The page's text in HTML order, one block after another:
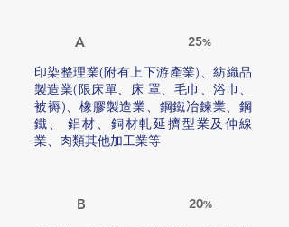
B 20%
A 25%
印染整理業(附有上下游產業)、紡織品
製造業(限床單、床 罩、毛巾、浴巾、
被褥)、橡膠製造業、鋼鐵冶鍊業、鋼
鐵、 鋁材、銅材軋延擠型業及伸線
業、肉類其他加工業等